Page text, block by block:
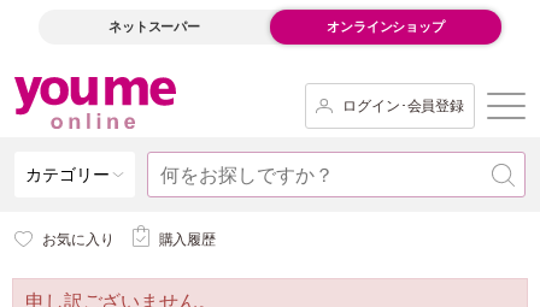
ネットスーパー オンラインショップ
ログイン･会員登録
カテゴリー
お気に入り 購入履歴
申し訳ございません。